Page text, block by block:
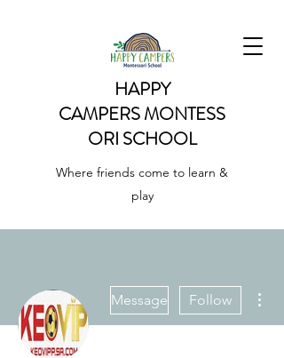
HAPPY
CAMPERSMONTESS
ORI SCHOOL
Where friends come to learn &
play
Message Follow